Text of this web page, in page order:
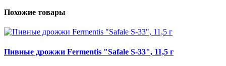
Похожие товары
Пивные дрожжи Fermentis "Safale S-33", 11,5 г